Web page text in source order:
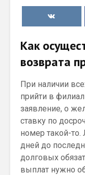
Как
возврата
При наличии
прийти в
заявление, о
ставку по
номер такой-то.
дней до
долговых
выплат нужно